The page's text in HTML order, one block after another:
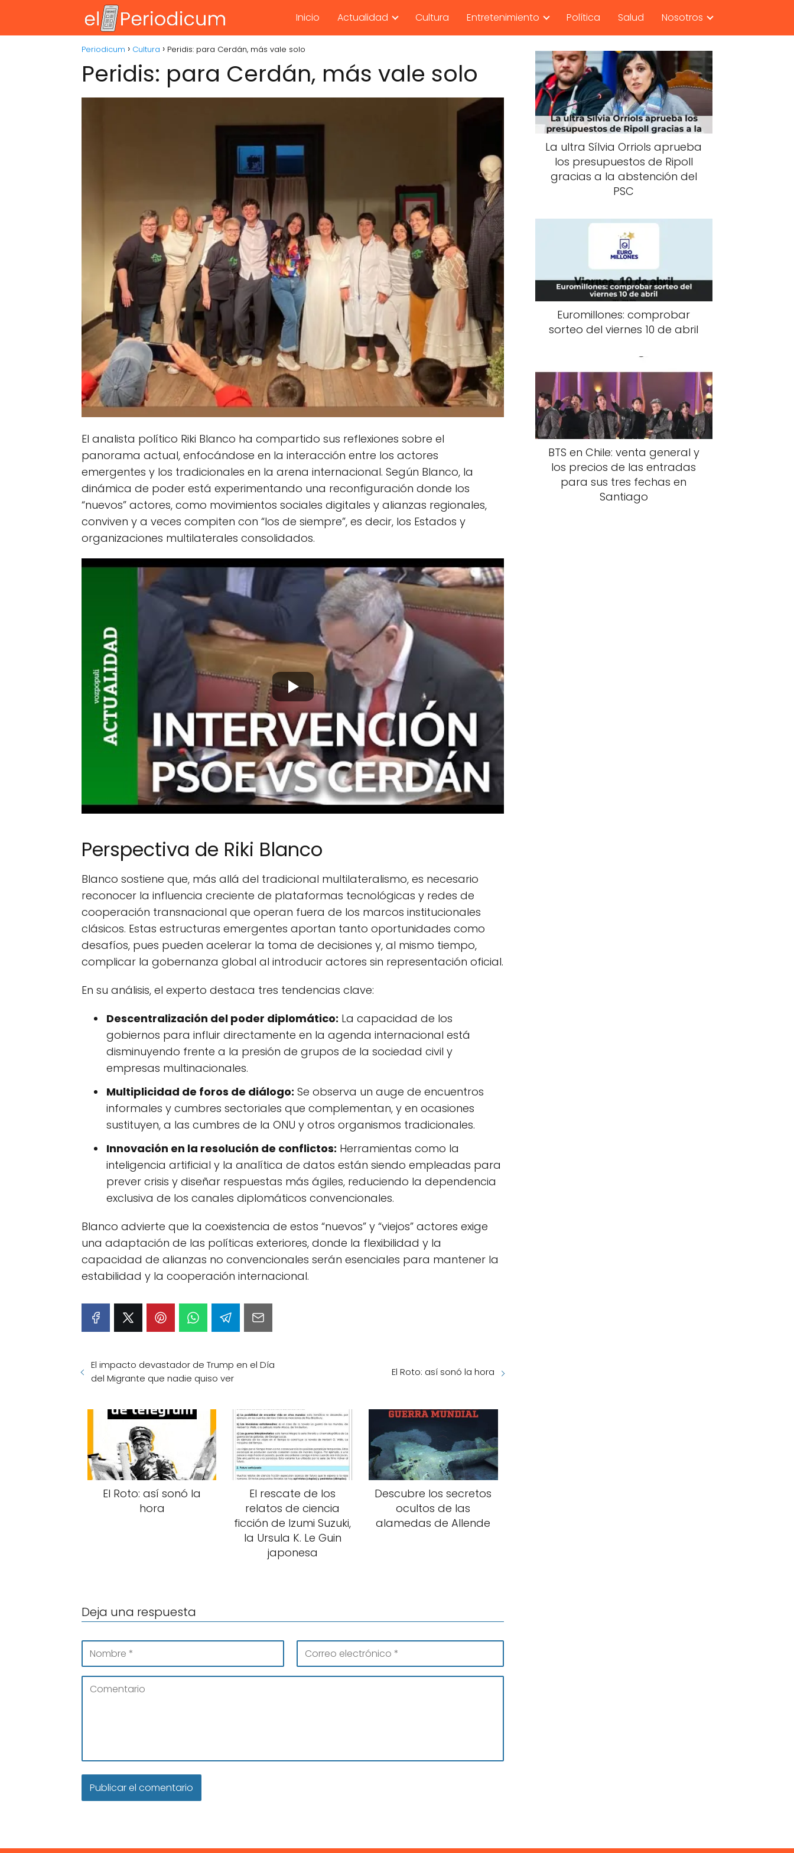
Inicio Actualidad Cultura Entretenimiento Política Salud Nosotros
Periodicum Cultura Peridis: para Cerdán, más vale solo
Peridis: para Cerdán, más vale solo
El analista político Riki Blanco ha compartido sus reflexiones sobre el
panorama actual, enfocándose en la interacción entre los actores
emergentes y los tradicionales en la arena internacional. Según Blanco, la
dinámica de poder está experimentando una reconfiguración donde los
“nuevos” actores, como movimientos sociales digitales y alianzas regionales,
conviven y a veces compiten con “los de siempre”, es decir, los Estados y
organizaciones multilaterales consolidados.
Perspectiva de Riki Blanco
Blanco sostiene que, más allá del tradicional multilateralismo, es necesario
reconocer la influencia creciente de plataformas tecnológicas y redes de
cooperación transnacional que operan fuera de los marcos institucionales
clásicos. Estas estructuras emergentes aportan tanto oportunidades como
desafíos, pues pueden acelerar la toma de decisiones y, al mismo tiempo,
complicar la gobernanza global al introducir actores sin representación oficial.
En su análisis, el experto destaca tres tendencias clave:
Descentralización del poder diplomático: La capacidad de los
gobiernos para influir directamente en la agenda internacional está
disminuyendo frente a la presión de grupos de la sociedad civil y
empresas multinacionales.
Multiplicidad de foros de diálogo: Se observa un auge de encuentros
informales y cumbres sectoriales que complementan, y en ocasiones
sustituyen, a las cumbres de la ONU y otros organismos tradicionales.
Innovación en la resolución de conflictos: Herramientas como la
inteligencia artificial y la analítica de datos están siendo empleadas para
prever crisis y diseñar respuestas más ágiles, reduciendo la dependencia
exclusiva de los canales diplomáticos convencionales.
Blanco advierte que la coexistencia de estos “nuevos” y “viejos” actores exige
una adaptación de las políticas exteriores, donde la flexibilidad y la
capacidad de alianzas no convencionales serán esenciales para mantener la
estabilidad y la cooperación internacional.
El impacto devastador de Trump en el Día
del Migrante que nadie quiso ver
El Roto: así sonó la hora
El Roto: así sonó la
hora
El rescate de los
relatos de ciencia
ficción de Izumi Suzuki,
la Ursula K. Le Guin
japonesa
Descubre los secretos
ocultos de las
alamedas de Allende
Deja una respuesta
La ultra Sílvia Orriols aprueba
los presupuestos de Ripoll
gracias a la abstención del
PSC
Euromillones: comprobar
sorteo del viernes 10 de abril
BTS en Chile: venta general y
los precios de las entradas
para sus tres fechas en
Santiago